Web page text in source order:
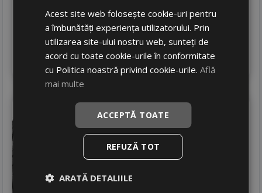
In stoc - peste 12 buc
livrare 24/48 ore
Stoc magazin
4 Adauga in cos
OnyxNy-901225/50 R17 98W
Consum D
Aderenta C
Zgomot B
Acest site web folosește cookie-uri pentru
a îmbunătăți experiența utilizatorului. Prin
utilizarea site-ului nostru web, sunteți de
acord cu toate cookie-urile în conformitate
cu Politica noastră privind cookie-urile.Află
mai multe
ACCEPTĂ TOATE
REFUZĂ TOT
ARATĂ DETALIILE